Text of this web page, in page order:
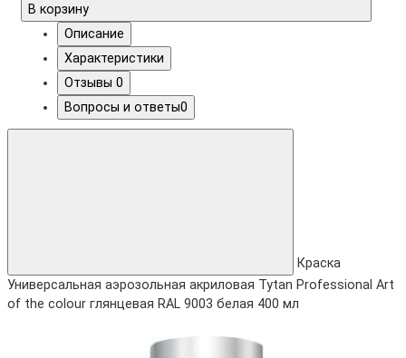
В корзину
Описание
Характеристики
Отзывы 0
Вопросы и ответы0
Краска
Универсальная аэрозольная акриловая Tytan Professional Art
of the colour глянцевая RAL 9003 белая 400 мл